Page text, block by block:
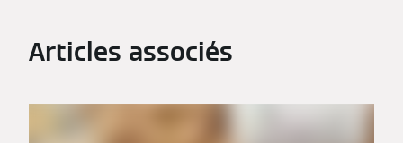
Articles associés